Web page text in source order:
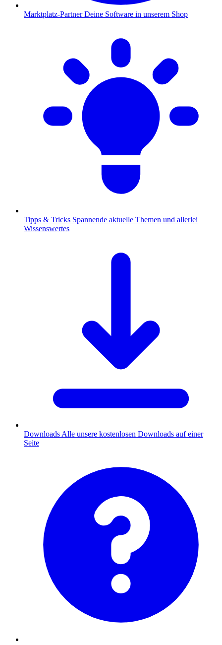
Marktplatz-Partner Deine Software in unserem Shop
Tipps & Tricks Spannende aktuelle Themen und allerlei
Wissenswertes
Downloads Alle unsere kostenlosen Downloads auf einer
Seite